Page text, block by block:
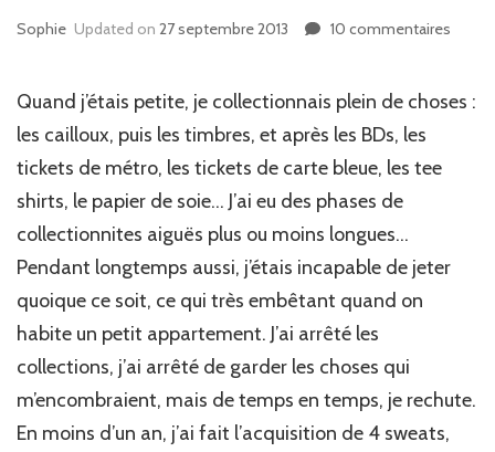
Sophie Updated on 27 septembre 2013 10 commentaires
de
Quand j’étais petite, je collectionnais plein de choses :
les cailloux, puis les timbres, et après les BDs, les
tickets de métro, les tickets de carte bleue, les tee
shirts, le papier de soie… J’ai eu des phases de
collectionnites aiguës plus ou moins longues…
Pendant longtemps aussi, j’étais incapable de jeter
quoique ce soit, ce qui très embêtant quand on
habite un petit appartement. J’ai arrêté les
collections, j’ai arrêté de garder les choses qui
m’encombraient, mais de temps en temps, je rechute.
En moins d’un an, j’ai fait l’acquisition de 4 sweats,